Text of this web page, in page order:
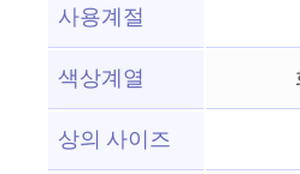
사용계절
색상계열
상의 사이즈